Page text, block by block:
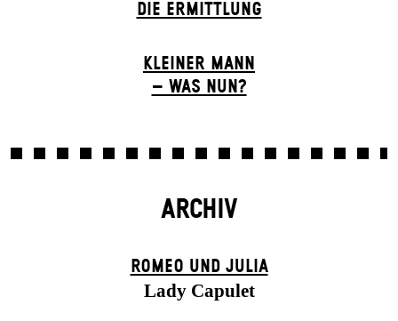
DIE ERMITTLUNG
KLEINER MANN
– WAS NUN?
ARCHIV
ROMEO UND JULIA
Lady Capulet